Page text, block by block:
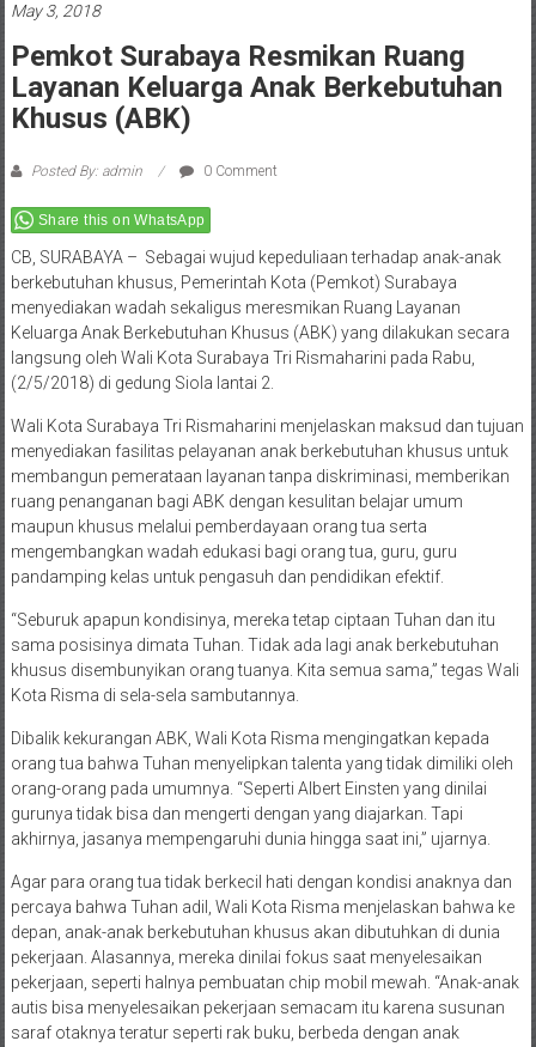
Pemkot Surabaya Resmikan Ruang
Layanan Keluarga Anak Berkebutuhan
Khusus (ABK)
CB, SURABAYA – Sebagai wujud kepeduliaan terhadap anak-anak
berkebutuhan khusus, Pemerintah Kota (Pemkot) Surabaya
menyediakan wadah sekaligus meresmikan Ruang Layanan
Keluarga Anak Berkebutuhan Khusus (ABK) yang dilakukan secara
langsung oleh Wali Kota Surabaya Tri Rismaharini pada Rabu,
Wali Kota Surabaya Tri Rismaharini menjelaskan maksud dan tujuan
menyediakan fasilitas pelayanan anak berkebutuhan khusus untuk
membangun pemerataan layanan tanpa diskriminasi, memberikan
ruang penanganan bagi ABK dengan kesulitan belajar umum
maupun khusus melalui pemberdayaan orang tua serta
mengembangkan wadah edukasi bagi orang tua, guru, guru
“Seburuk apapun kondisinya, mereka tetap ciptaan Tuhan dan itu
sama posisinya dimata Tuhan. Tidak ada lagi anak berkebutuhan
khusus disembunyikan orang tuanya. Kita semua sama,” tegas Wali
Dibalik kekurangan ABK, Wali Kota Risma mengingatkan kepada
orang tua bahwa Tuhan menyelipkan talenta yang tidak dimiliki oleh
orang-orang pada umumnya. “Seperti Albert Einsten yang dinilai
gurunya tidak bisa dan mengerti dengan yang diajarkan. Tapi
Agar para orang tua tidak berkecil hati dengan kondisi anaknya dan
percaya bahwa Tuhan adil, Wali Kota Risma menjelaskan bahwa ke
depan, anak-anak berkebutuhan khusus akan dibutuhkan di dunia
pekerjaan. Alasannya, mereka dinilai fokus saat menyelesaikan
pekerjaan, seperti halnya pembuatan chip mobil mewah. “Anak-anak
autis bisa menyelesaikan pekerjaan semacam itu karena susunan